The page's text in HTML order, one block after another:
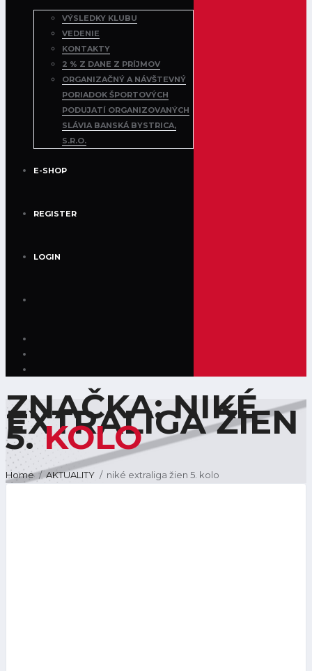
VÝSLEDKY KLUBU
VEDENIE
KONTAKTY
2 % Z DANE Z PRÍJMOV
ORGANIZAČNÝ A NÁVŠTEVNÝ
PORIADOK ŠPORTOVÝCH
PODUJATÍ ORGANIZOVANÝCH
SLÁVIA BANSKÁ BYSTRICA,
S.R.O.
E-SHOP
REGISTER
LOGIN
ZNAČKA: NIKÉ
EXTRALIGA ŽIEN
5.KOLO
Home AKTUALITY niké extraliga žien 5. kolo